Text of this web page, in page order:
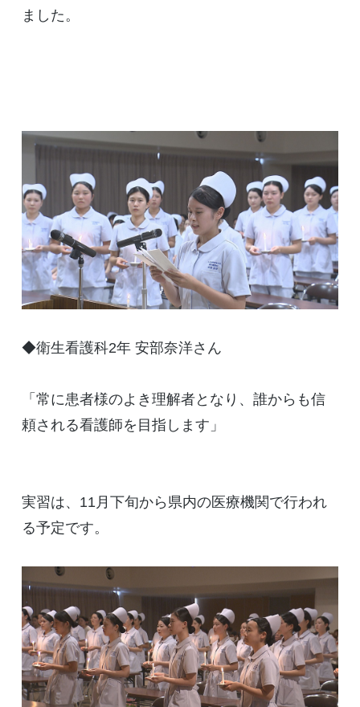
ました。
◆衛生看護科2年 安部奈洋さん
「常に患者様のよき理解者となり、誰からも信
頼される看護師を目指します」
実習は、11月下旬から県内の医療機関で行われ
る予定です。